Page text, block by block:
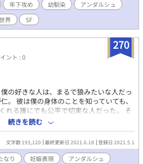
そうすれば騒つく胸がすぅっとおさま
うな気持ちになるから。そんなある日、
がカイルに自身のアンドロイドを紹介す
ド派だったが、ついにアンドロイドを購
ドの魅力にハマってしまっていた。そん
れるがジノから大企業purple社のアンド
い、アンドロイドと向き合ったこともな
と考えたカイルはアンドロイド購入に踏
たアンドロイドから不思議なことにどこ
ル。一瞬にしてカイルの心を虜にし、夢
アンドロイド。カイルはそのアンドロイ
る。アンドロイドとの生活にも慣れはじ
パーで買い物をしていると自身のアンド
なテオンと出会ってしまう。自分のアン
オンと出会い驚くカイルと同時にテオン
ぜならばカイルがテオンをオンだと見間
という名前はテオンが幼い頃の初恋の相
ていたあだ名だったから。2人は互いに何
年下攻め 幼馴染
アンダルシュ
界 SF
270
ント : 0
きな人は、まるで狼みたいな人だっ
。 彼は僕の身体のことを知っていても、
れる誰にでも公平で切実な人だった。 そ
んと付き合っていた。 ある日、まりんは
男の元へと出て行ってしまった。 捨てら
仁さんは、身体を壊し入院してしまっ
と思った僕は、仁さんの家に乗り込
、妊娠がありまして、謎のお題消化し
続きを読む
文字数 193,120 最終更新日 2021.6.18 登録日 2021.5.1
なり 妊娠表現 アンダルシュ